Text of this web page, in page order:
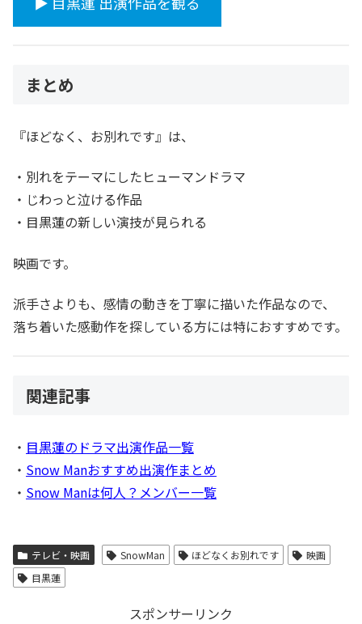
まとめ
『ほどなく、お別れです』は、
・別れをテーマにしたヒューマンドラマ
・じわっと泣ける作品
・目黒蓮の新しい演技が見られる
映画です。
派手さよりも、感情の動きを丁寧に描いた作品なので、
落ち着いた感動作を探している方には特におすすめです。
関連記事
・ 目黒蓮のドラマ出演作品一覧
・ Snow Manおすすめ出演作まとめ
・ Snow Manは何人？メンバー一覧
テレビ・映画 SnowMan ほどなくお別れです
映画
目黒蓮
スポンサーリンク